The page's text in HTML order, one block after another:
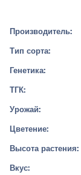
Производитель:
Тип сорта:
Генетика:
ТГК:
Урожай:
Цветение:
Высота растения:
Вкус: